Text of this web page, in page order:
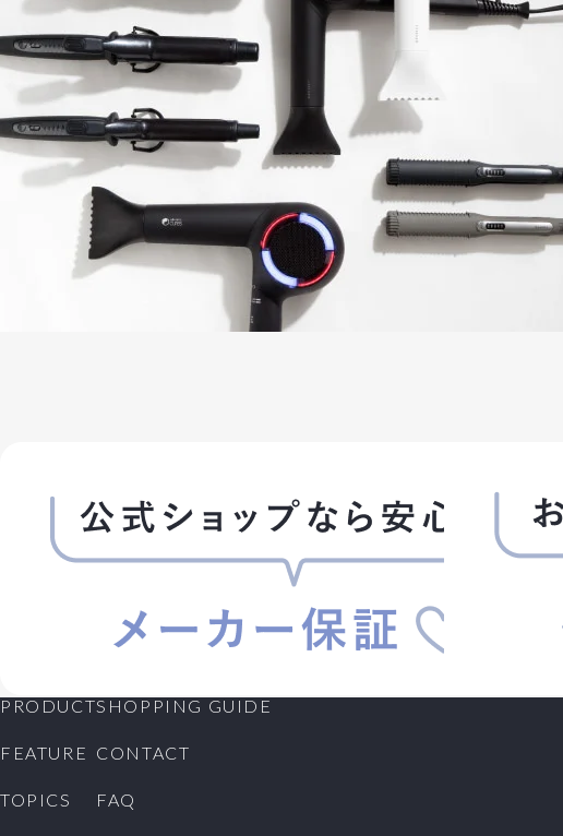
PRODUCT
FEATURE
TOPICS
SHOPPING GUIDE
CONTACT
FAQ